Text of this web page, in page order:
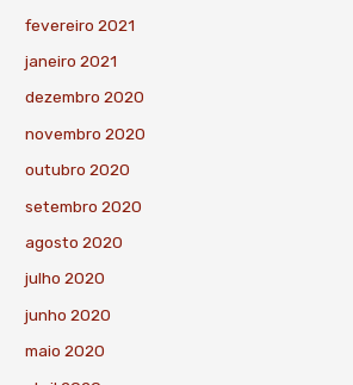
fevereiro 2021
janeiro 2021
dezembro 2020
novembro 2020
outubro 2020
setembro 2020
agosto 2020
julho 2020
junho 2020
maio 2020